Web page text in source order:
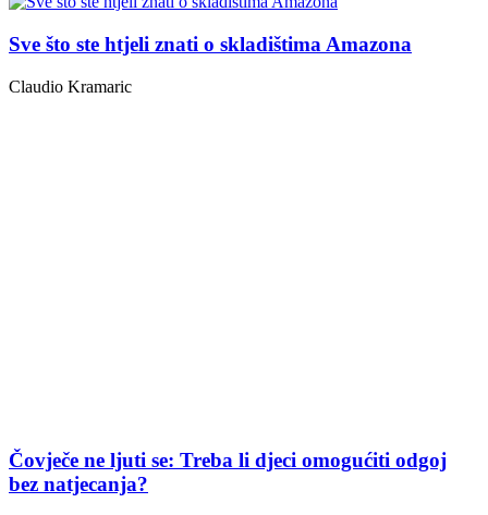
Sve što ste htjeli znati o skladištima Amazona
Claudio Kramaric
Čovječe ne ljuti se: Treba li djeci omogućiti odgoj
bez natjecanja?